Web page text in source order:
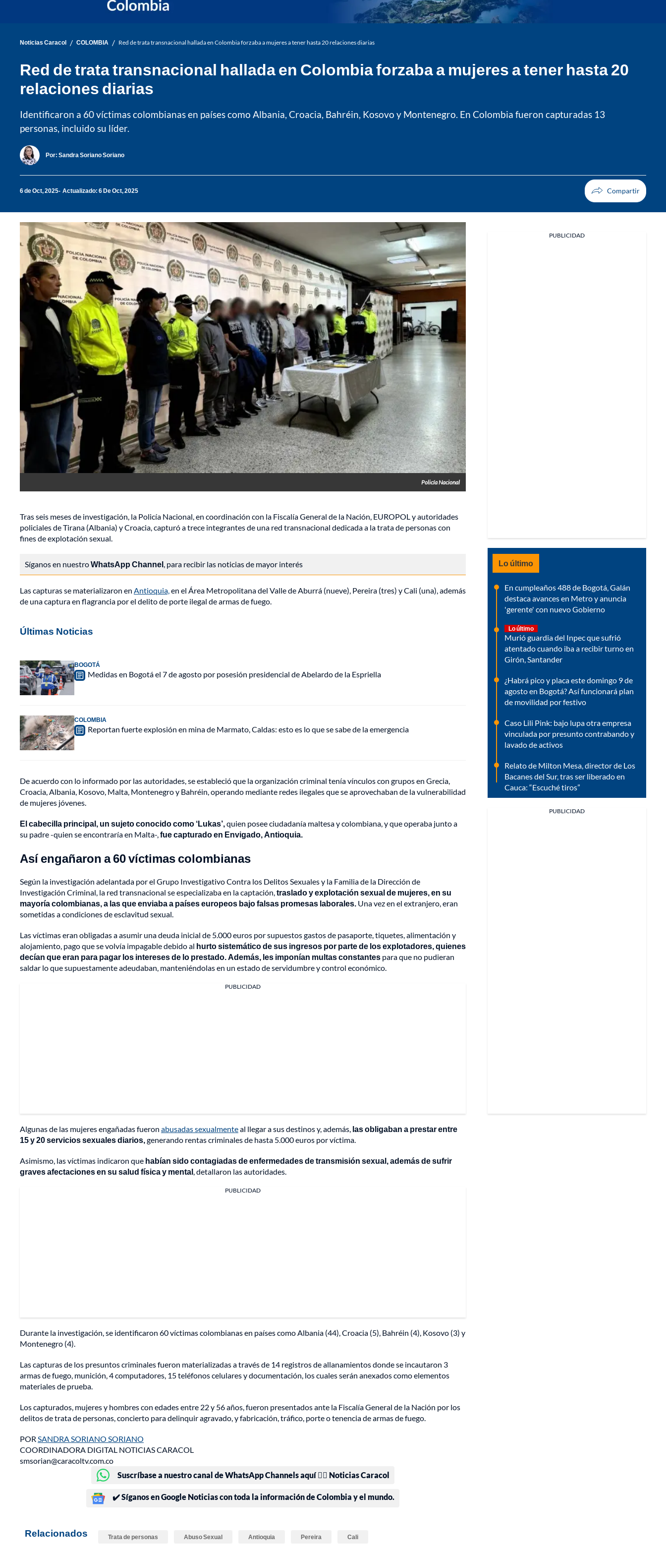
Noticias Caracol / COLOMBIA / Red de trata transnacional hallada en Colombia forzaba a mujeres a tener hasta 20 relaciones diarias
Red de trata transnacional hallada en Colombia forzaba a mujeres a tener hasta 20
relaciones diarias
Identificaron a 60 víctimas colombianas en países como Albania, Croacia, Bahréin, Kosovo y Montenegro. En Colombia fueron capturadas 13
personas, incluido su líder.
Por: Sandra Soriano Soriano
6 de Oct, 2025 Actualizado: 6 De Oct, 2025
Policía Nacional
Tras seis meses de investigación, la Policía Nacional, en coordinación con la Fiscalía General de la Nación, EUROPOL y autoridades
policiales de Tirana (Albania) y Croacia, capturó a trece integrantes de una red transnacional dedicada a la trata de personas con
fines de explotación sexual.
Síganos en nuestroWhatsApp Channel, para recibir las noticias de mayor interés
Las capturas se materializaron en Antioquia,en el Área Metropolitana del Valle de Aburrá (nueve), Pereira (tres) y Cali (una), además
de una captura en flagrancia por el delito de porte ilegal de armas de fuego.
Últimas Noticias
BOGOTÁ
Medidas en Bogotá el 7 de agosto por posesión presidencial de Abelardo de la Espriella
COLOMBIA
Reportan fuerte explosión en mina de Marmato, Caldas: esto es lo que se sabe de la emergencia
De acuerdo con lo informado por las autoridades, se estableció que la organización criminal tenía vínculos con grupos en Grecia,
Croacia, Albania, Kosovo, Malta, Montenegro y Bahréin, operando mediante redes ilegales que se aprovechaban de la vulnerabilidad
de mujeres jóvenes.
El cabecilla principal, un sujeto conocido como ‘Lukas’,quien posee ciudadanía maltesa y colombiana, y que operaba junto a
su padre -quien se encontraría en Malta-,fue capturado en Envigado, Antioquia.
Así engañaron a 60 víctimas colombianas
Según la investigación adelantada por el Grupo Investigativo Contra los Delitos Sexuales y la Familia de la Dirección de
Investigación Criminal, la red transnacional se especializaba en la captación,traslado y explotación sexual de mujeres, en su
mayoría colombianas, a las que enviaba a países europeos bajo falsas promesas laborales. Una vez en el extranjero, eran
sometidas a condiciones de esclavitud sexual.
Las víctimas eran obligadas a asumir una deuda inicial de 5.000 euros por supuestos gastos de pasaporte, tiquetes, alimentación y
alojamiento, pago que se volvía impagable debido al hurto sistemático de sus ingresos por parte de los explotadores, quienes
decían que eran para pagar los intereses de lo prestado. Además, les imponían multas constantes para que no pudieran
saldar lo que supuestamente adeudaban, manteniéndolas en un estado de servidumbre y control económico.
PUBLICIDAD
Algunas de las mujeres engañadas fueron abusadas sexualmenteal llegar a sus destinos y, además, las obligaban a prestar entre
15 y 20 servicios sexuales diarios,generando rentas criminales de hasta 5.000 euros por víctima.
Asimismo, las víctimas indicaron que habían sido contagiadas de enfermedades de transmisión sexual, además de sufrir
graves afectaciones en su salud física y mental, detallaron las autoridades.
PUBLICIDAD
Durante la investigación, se identificaron 60 víctimas colombianas en países como Albania (44), Croacia (5), Bahréin (4), Kosovo (3) y
Montenegro (4).
Las capturas de los presuntos criminales fueron materializadas a través de 14 registros de allanamientos donde se incautaron 3
armas de fuego, munición, 4 computadores, 15 teléfonos celulares y documentación, los cuales serán anexados como elementos
materiales de prueba.
Los capturados, mujeres y hombres con edades entre 22 y 56 años, fueron presentados ante la Fiscalía General de la Nación por los
delitos de trata de personas, concierto para delinquir agravado, y fabricación, tráfico, porte o tenencia de armas de fuego.
POR SANDRA SORIANO SORIANO
COORDINADORA DIGITAL NOTICIAS CARACOL
smsorian@caracoltv.com.co
Suscríbase a nuestro canal de WhatsApp Channels aquí 👉🏻 Noticias Caracol
✔️ Síganos en Google Noticias con toda la información de Colombia y el mundo.
Relacionados Trata de personas Abuso Sexual Antioquia Pereira Cali
PUBLICIDAD
Lo último
En cumpleaños 488 de Bogotá, Galán
destaca avances en Metro y anuncia
'gerente' con nuevo Gobierno
Lo último
Murió guardia del Inpec que sufrió
atentado cuando iba a recibir turno en
Girón, Santander
¿Habrá pico y placa este domingo 9 de
agosto en Bogotá? Así funcionará plan
de movilidad por festivo
Caso Lili Pink: bajo lupa otra empresa
vinculada por presunto contrabando y
lavado de activos
Relato de Milton Mesa, director de Los
Bacanes del Sur, tras ser liberado en
Cauca: “Escuché tiros”
PUBLICIDAD